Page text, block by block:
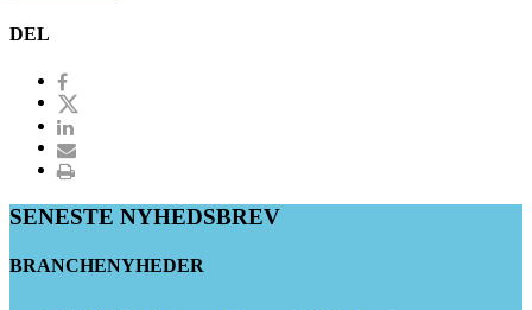
DEL
SENESTE NYHEDSBREV
BRANCHENYHEDER